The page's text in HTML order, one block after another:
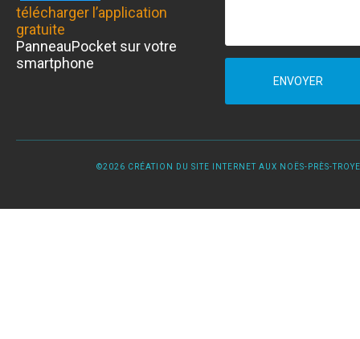
télécharger l’application
gratuite
PanneauPocket sur votre
smartphone
ENVOYER
©2026 CRÉATION DU SITE INTERNET AUX NOËS-PRÈS-